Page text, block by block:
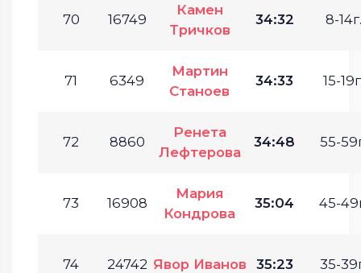
70 16749
Камен
Тричков
34:32 8-14г.
71 6349
Мартин
Станоев
34:33 15-
72 8860
Ренета
Лефтерова
34:48 55-
73 16908
Мария
Кондрова
35:04 45-
74 24742 Явор Иванов 35:23 35-